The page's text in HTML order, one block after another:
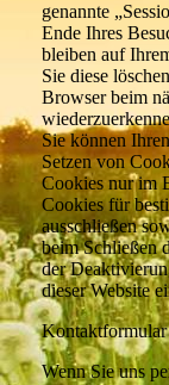
genannte
Ende Ihres
bleiben auf
Sie diese
Browser beim
Sie können
Setzen von
Cookies nur im
Cookies für
ausschließen
beim Schließen
der
dieser Website
Kontaktformular
Wenn Sie uns